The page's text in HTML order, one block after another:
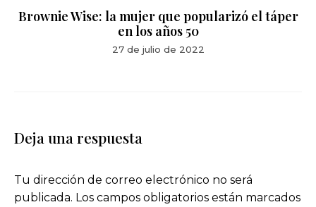
Brownie Wise: la mujer que popularizó el táper
en los años 50
27 de julio de 2022
Deja una respuesta
Tu dirección de correo electrónico no será
publicada. Los campos obligatorios están marcados